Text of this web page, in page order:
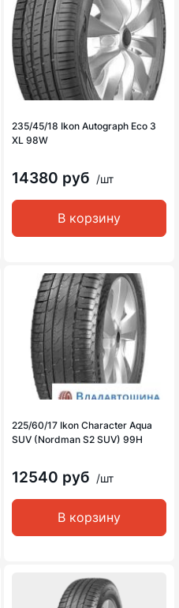
235/45/18 Ikon Autograph Eco 3
XL 98W
14380 руб /шт
В корзину
225/60/17 Ikon Character Aqua
SUV (Nordman S2 SUV) 99H
12540 руб /шт
В корзину